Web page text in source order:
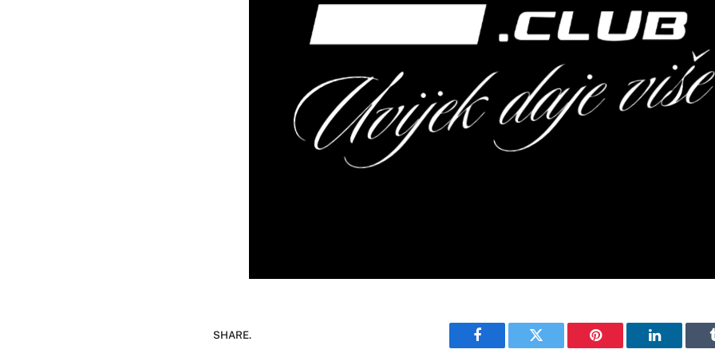
SHARE.
Facebook Twitter Pinterest LinkedIn